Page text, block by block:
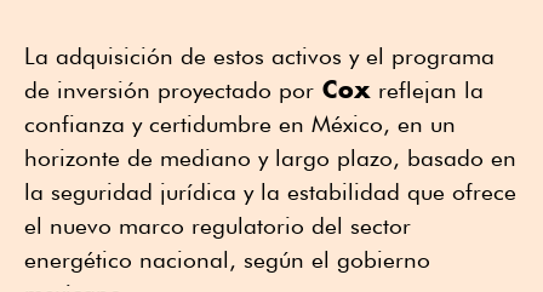
La adquisición de estos activos y el programa
de inversión proyectado por Cox reflejan la
confianza y certidumbre en México, en un
horizonte de mediano y largo plazo, basado en
la seguridad jurídica y la estabilidad que ofrece
el nuevo marco regulatorio del sector
energético nacional, según el gobierno